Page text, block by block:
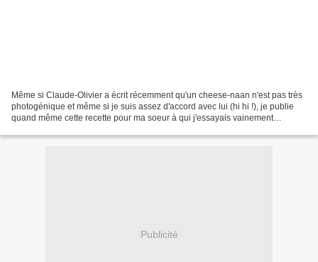
Même si Claude-Olivier a écrit récemment qu'un cheese-naan n'est pas très
photogénique et même si je suis assez d'accord avec lui (hi hi !), je publie
quand même cette recette pour ma soeur à qui j'essayais vainement
Publicité